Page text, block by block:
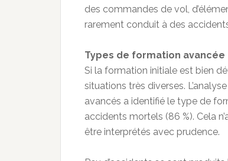
des commandes de vol,
rarement conduit à des
Types de formation avancée
Si la formation initiale est bien
situations très diverses.
avancés a identifié le type de
accidents mortels (86 %). Cela
être interprétés avec prudence.